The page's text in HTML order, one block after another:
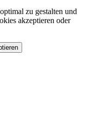
zu gestalten und
akzeptieren oder